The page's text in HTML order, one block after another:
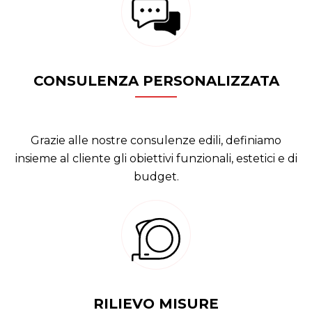
CONSULENZA PERSONALIZZATA
Grazie alle nostre consulenze edili, definiamo
insieme al cliente gli obiettivi funzionali, estetici e di
budget.
RILIEVO MISURE